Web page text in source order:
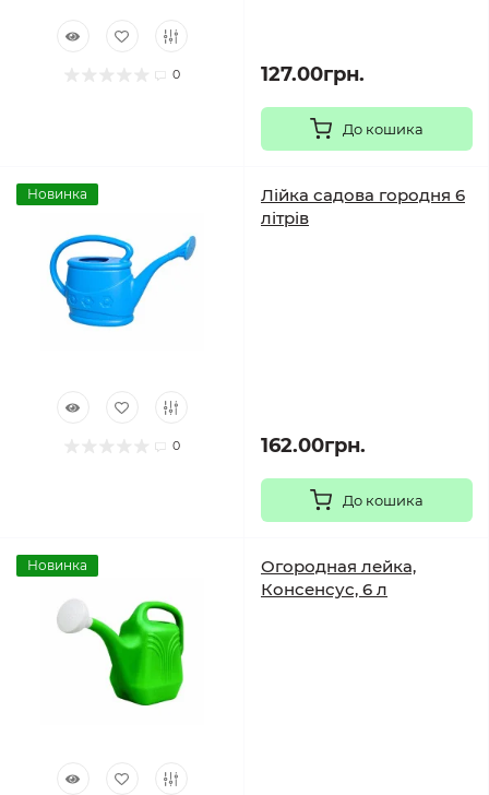
0 127.00грн.
До кошика
Новинка
0
Лійка садова городня 6
літрів
162.00грн.
До кошика
Новинка
Огородная лейка,
Консенсус, 6 л